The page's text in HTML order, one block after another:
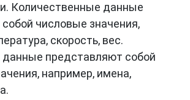
Количественные данные
числовые значения,
скорость, вес.
представляют собой
например, имена,